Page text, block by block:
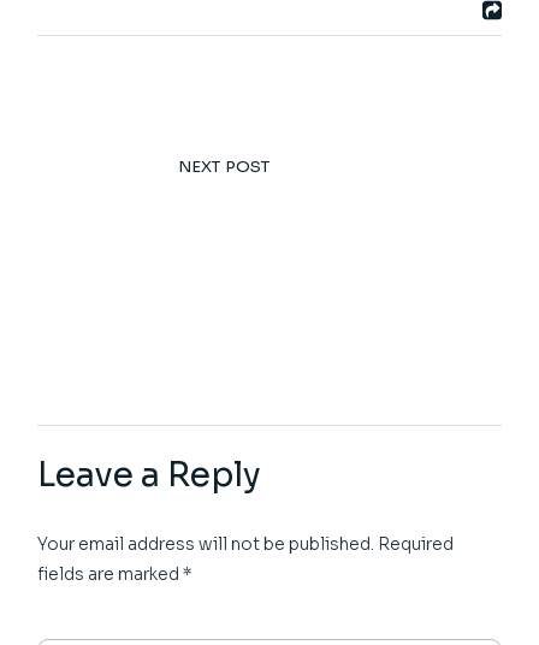
NEXT POST
Leave a Reply
Your email address will not be published. Required
fields are marked*